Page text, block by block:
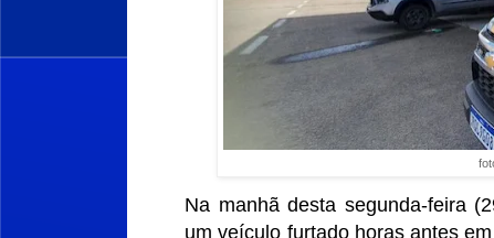
Na manhã desta segunda-feira
um veículo furtado horas antes